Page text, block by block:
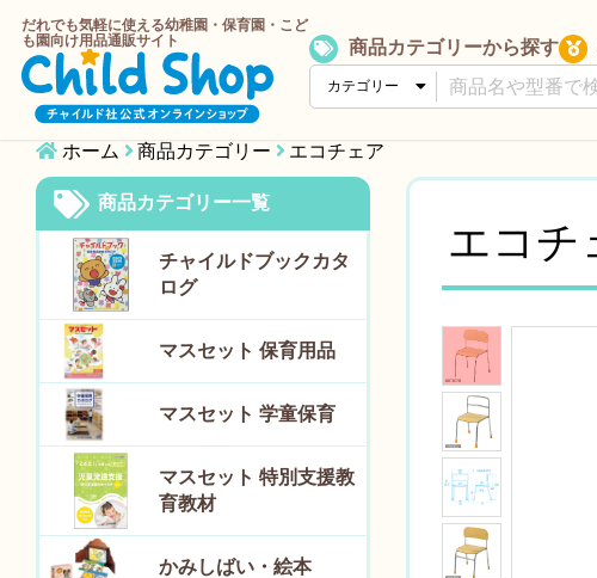
だれでも気軽に使える幼稚園・保育園・こど
も園向け用品通販サイト
商品カテゴリーから探す
ホーム 商品カテゴリー エコチェア
エコチ
商品カテゴリー一覧
チャイルドブックカタ
ログ
マスセット 保育用品
マスセット 学童保育
マスセット 特別支援教
育教材
かみしばい・絵本